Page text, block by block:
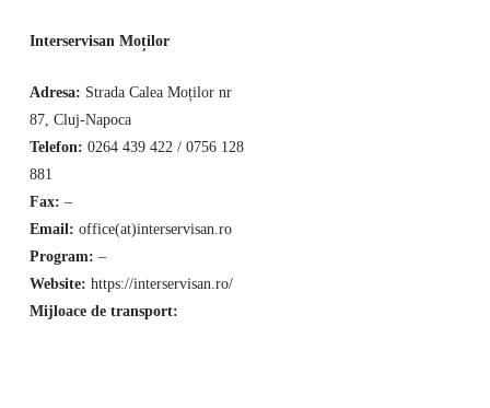
Interservisan Moților
Adresa: Strada Calea Moților nr
87, Cluj-Napoca
Telefon: 0264 439 422 / 0756 128
881
Fax: –
Email: office(at)interservisan.ro
Program: –
Website: https://interservisan.ro/
Mijloace de transport: